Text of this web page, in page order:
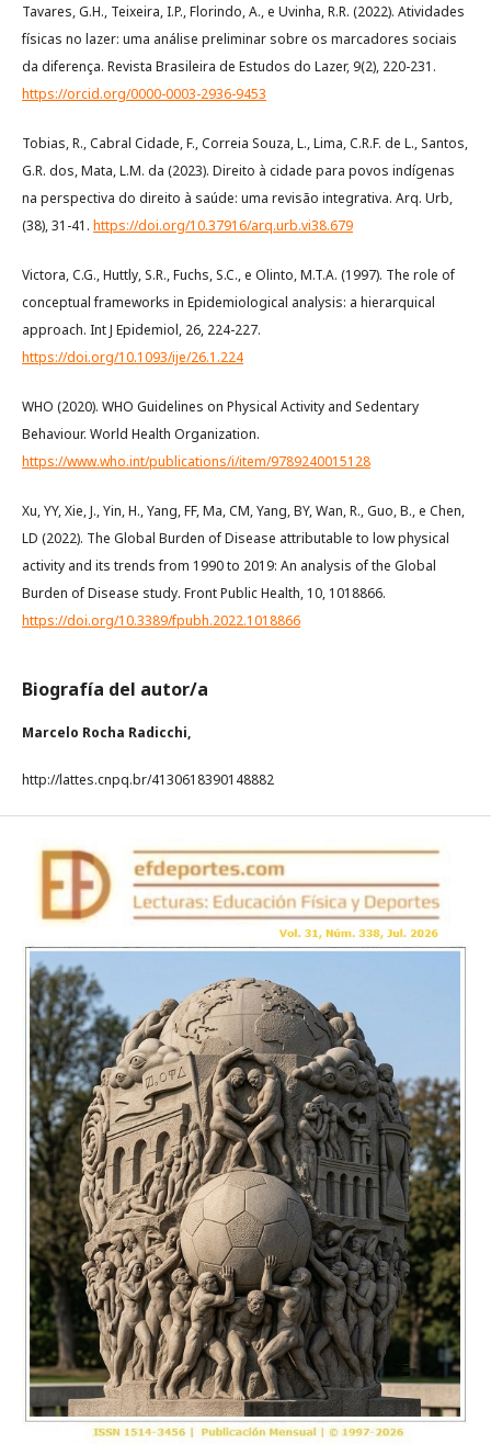
Tavares, G.H., Teixeira, I.P., Florindo, A., e Uvinha, R.R. (2022). Atividades
físicas no lazer: uma análise preliminar sobre os marcadores sociais
da diferença. Revista Brasileira de Estudos do Lazer, 9(2), 220-231.
https://orcid.org/0000-0003-2936-9453
Tobias, R., Cabral Cidade, F., Correia Souza, L., Lima, C.R.F. de L., Santos,
G.R. dos, Mata, L.M. da (2023). Direito à cidade para povos indígenas
na perspectiva do direito à saúde: uma revisão integrativa. Arq. Urb,
(38), 31-41. https://doi.org/10.37916/arq.urb.vi38.679
Victora, C.G., Huttly, S.R., Fuchs, S.C., e Olinto, M.T.A. (1997). The role of
conceptual frameworks in Epidemiological analysis: a hierarquical
approach. Int J Epidemiol, 26, 224-227.
https://doi.org/10.1093/ije/26.1.224
WHO (2020). WHO Guidelines on Physical Activity and Sedentary
Behaviour. World Health Organization.
https://www.who.int/publications/i/item/9789240015128
Xu, YY, Xie, J., Yin, H., Yang, FF, Ma, CM, Yang, BY, Wan, R., Guo, B., e Chen,
LD (2022). The Global Burden of Disease attributable to low physical
activity and its trends from 1990 to 2019: An analysis of the Global
Burden of Disease study. Front Public Health, 10, 1018866.
https://doi.org/10.3389/fpubh.2022.1018866
Biografía del autor/a
Marcelo Rocha Radicchi,
http://lattes.cnpq.br/4130618390148882